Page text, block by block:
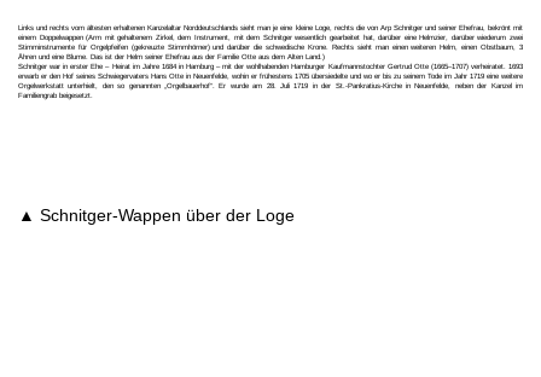
Links und rechts vom ältesten erhaltenen Kanzelaltar Norddeutschlands sieht man je eine kleine Loge, rechts die von Arp Schnitger und seiner Ehefrau, bekrönt mit
einem Doppelwappen (Arm mit gehaltenem Zirkel, dem Instrument, mit dem Schnitger wesentlich gearbeitet hat, darüber eine Helmzier, darüber wiederum zwei
Stimminstrumente für Orgelpfeifen (gekreuzte Stimmhörner) und darüber die schwedische Krone. Rechts sieht man einen weiteren Helm, einen Obstbaum, 3
Ähren und eine Blume. Das ist der Helm seiner Ehefrau aus der Familie Otte aus dem Alten Land.)
Schnitger war in erster Ehe – Heirat im Jahre 1684 in Hamburg – mit der wohlhabenden Hamburger Kaufmannstochter Gertrud Otte (1665–1707) verheiratet. 1693
erwarb er den Hof seines Schwiegervaters Hans Otte in Neuenfelde, wohin er frühestens 1705 übersiedelte und wo er bis zu seinem Tode im Jahr 1719 eine weitere
Orgelwerkstatt unterhielt, den so genannten „Orgelbauerhof“. Er wurde am 28. Juli 1719 in der St.-Pankratius-Kirche in Neuenfelde, neben der Kanzel im
Familiengrab beigesetzt.
▲ Schnitger-Wappen über der Loge